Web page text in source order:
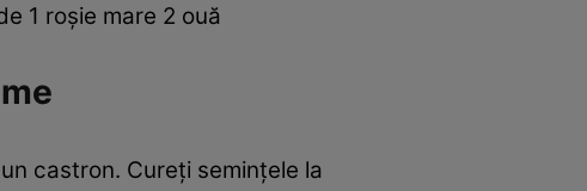
1 roşie mare 2 ouă
castron. Cureţi seminţele la